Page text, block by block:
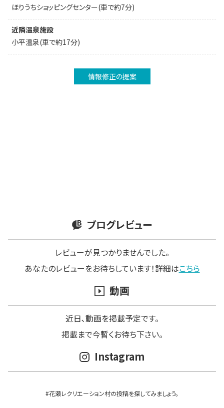
ほりうちショッピングセンター(車で約7分)
近隣温泉施設
小平温泉(車で約17分)
情報修正の提案
ブログレビュー
レビューが見つかりませんでした。
あなたのレビューをお待ちしています！詳細はこちら
動画
近日､動画を掲載予定です。
掲載まで今暫くお待ち下さい。
Instagram
#花瀬レクリエーション村の投稿を探してみましょう。